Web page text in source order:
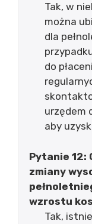
Tak, w
można
dla
do
urzędem
aby
Pytanie 12:
zmiany
wzrostu
Tak,